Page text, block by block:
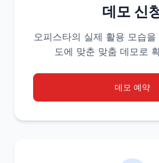
데모 신
오피스타의 실제 활용 모습
도에 맞춘 맞춤 데모로
데모 예약